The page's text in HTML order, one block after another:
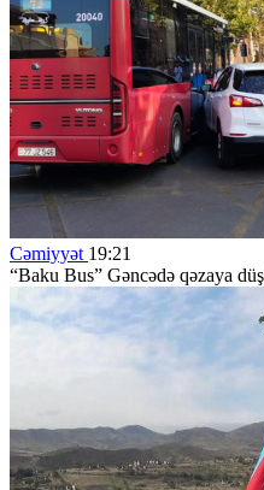
Cəmiyyət 19:21
“Baku Bus” Gəncədə qəzaya